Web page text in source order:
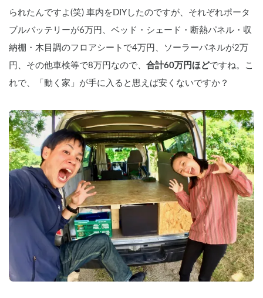
られたんですよ(笑) 車内をDIYしたのですが、それぞれポータ
ブルバッテリーが6万円、ベッド・シェード・断熱パネル・収
納棚・木目調のフロアシートで4万円、ソーラーパネルが2万
円、その他車検等で8万円なので、 合計60万円ほどですね。こ
れで、「動く家」が手に入ると思えば安くないですか？